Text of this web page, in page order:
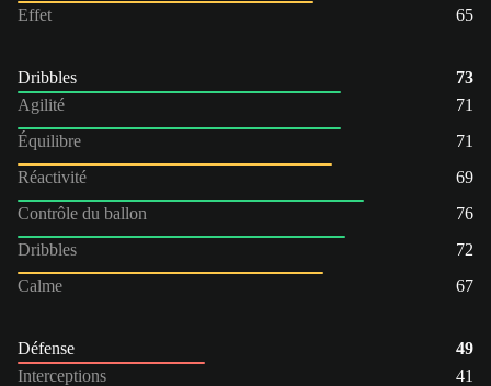
Effet
65
Dribbles
73
Agilité
71
Équilibre
71
Réactivité
69
Contrôle du ballon
76
Dribbles
72
Calme
67
Défense
49
Interceptions
41